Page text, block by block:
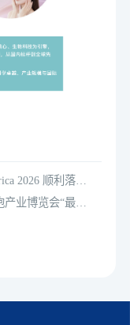
2026 顺利落
市场
产业博览会“最佳